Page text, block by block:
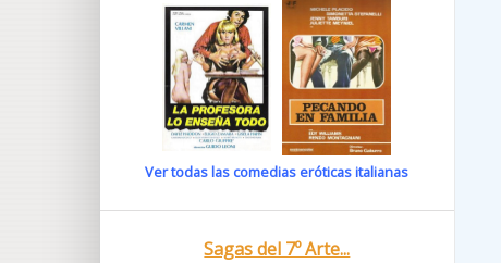
Ver todas las comedias eróticas italianas
Sagas del 7º Arte...